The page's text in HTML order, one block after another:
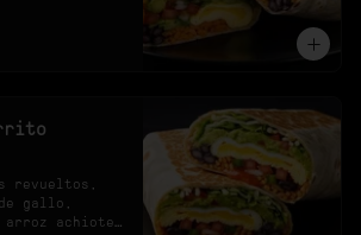
revueltos,
gallo,
achiote,